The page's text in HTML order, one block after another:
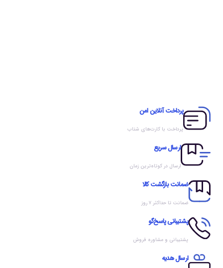
پرداخت آنلاین امن
پرداخت با کارت‌های شتاب
ارسال سریع
ارسال در کوتاه‌ترین زمان
ضمانت بازگشت کالا
ضمانت تا حداکثر ۷ روز
پشتیبانی پاسخ‌گو
پشتیبانی و مشاوره فروش
ارسال هدیه